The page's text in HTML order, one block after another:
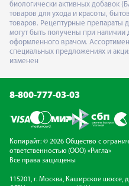
биологически активных добавок
товаров для ухода и красоты,
товаров. Рецептурные препараты
могут быть получены при наличии
оформленного врачом.
специальных предложениях и
изменен
8-800-777-03-03
Копирайт: © 2026 Общество с
ответственностью (ООО) «Ригла»
Все права защищены
115201, г. Москва, Каширское шоссе, д.